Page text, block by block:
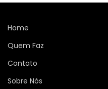
Home
Quem Faz
Contato
Sobre Nós